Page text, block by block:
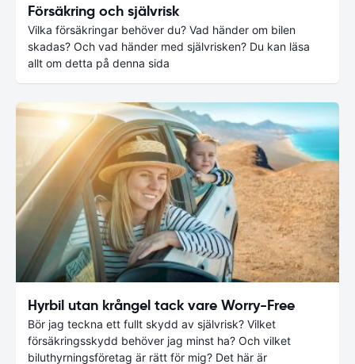
Försäkring och självrisk
Vilka försäkringar behöver du? Vad händer om bilen
skadas? Och vad händer med självrisken? Du kan läsa
allt om detta på denna sida
Hyrbil utan krångel tack vare Worry-Free
Bör jag teckna ett fullt skydd av självrisk? Vilket
försäkringsskydd behöver jag minst ha? Och vilket
biluthyrningsföretag är rätt för mig? Det här är